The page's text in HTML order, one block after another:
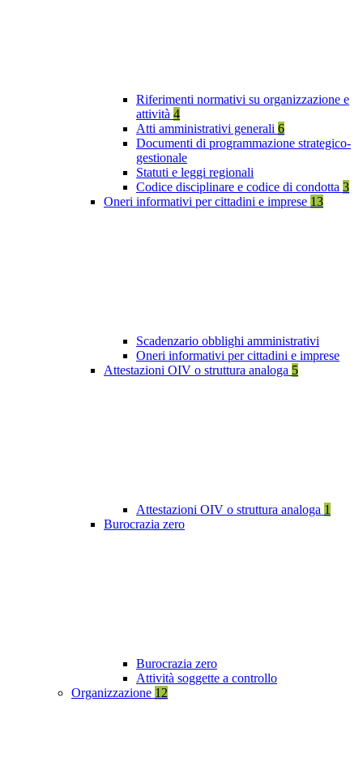
Riferimenti normativi su organizzazione e
attività 4
Atti amministrativi generali 6
Documenti di programmazione strategico-
gestionale
Statuti e leggi regionali
Codice disciplinare e codice di condotta 3
Oneri informativi per cittadini e imprese 13
Scadenzario obblighi amministrativi
Oneri informativi per cittadini e imprese
Attestazioni OIV o struttura analoga 5
Attestazioni OIV o struttura analoga 1
Burocrazia zero
Burocrazia zero
Attività soggette a controllo
Organizzazione 12